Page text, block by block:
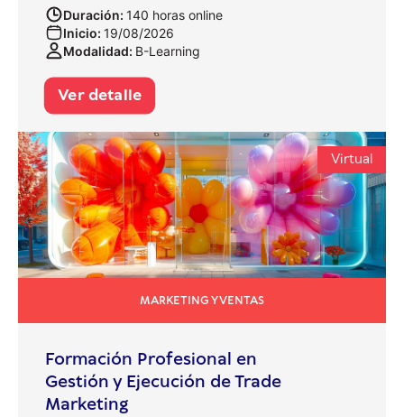
Duración: 140 horas online
Inicio: 19/08/2026
Modalidad: B-Learning
Ver detalle
Virtual
MARKETING Y VENTAS
Formación Profesional en
Gestión y Ejecución de Trade
Marketing